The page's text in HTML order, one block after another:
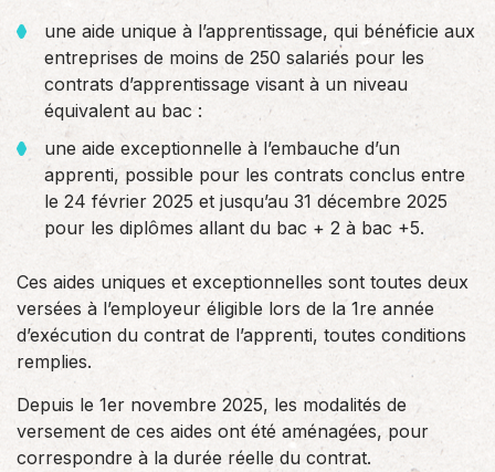
une aide unique à l’apprentissage, qui bénéficie aux
entreprises de moins de 250 salariés pour les
contrats d’apprentissage visant à un niveau
équivalent au bac :
une aide exceptionnelle à l’embauche d’un
apprenti, possible pour les contrats conclus entre
le 24 février 2025 et jusqu’au 31 décembre 2025
pour les diplômes allant du bac + 2 à bac +5.
Ces aides uniques et exceptionnelles sont toutes deux
versées à l’employeur éligible lors de la 1re année
d’exécution du contrat de l’apprenti, toutes conditions
remplies.
Depuis le 1er novembre 2025, les modalités de
versement de ces aides ont été aménagées, pour
correspondre à la durée réelle du contrat.